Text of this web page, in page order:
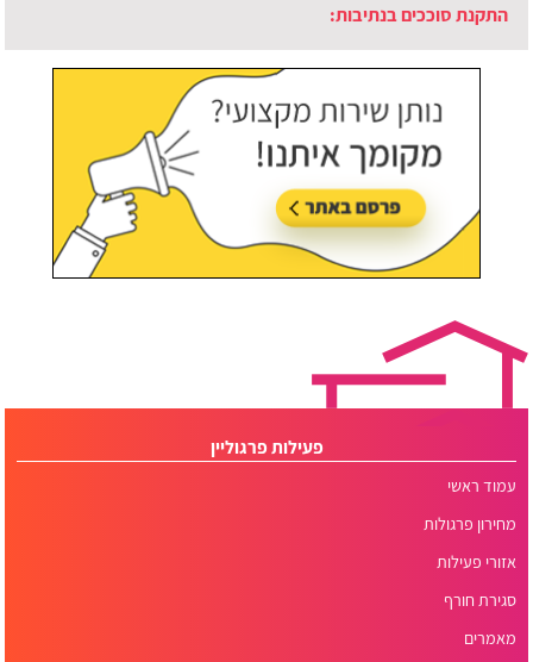
התקנת סוככים בנתיבות:
עודכן לאחרונה:30/07/2026, בשעה 12:48
פעילות פרגוליין
עמוד ראשי
מחירון פרגולות
אזורי פעילות
סגירת חורף
מאמרים